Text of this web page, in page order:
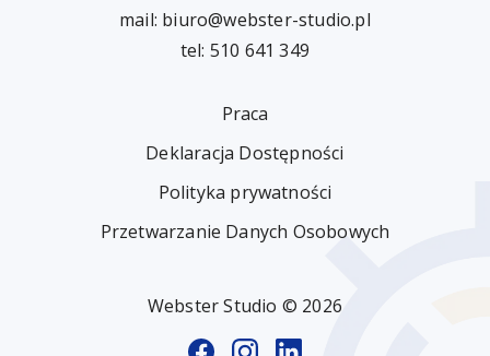
mail: biuro@webster-studio.pl
tel: 510 641 349
Praca
Deklaracja Dostępności
Polityka prywatności
Przetwarzanie Danych Osobowych
Webster Studio © 2026